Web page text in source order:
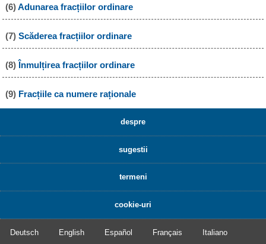
(6)Adunarea fracțiilor ordinare
(7) Scăderea fracțiilor ordinare
(8) Înmulțirea fracțiilor ordinare
(9) Fracțiile ca numere raționale
despre
sugestii
termeni
cookie-uri
Deutsch English Español Français Italiano